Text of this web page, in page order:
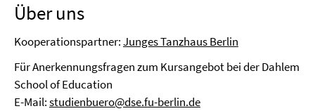
Über uns
Kooperationspartner:Junges Tanzhaus Berlin
Für Anerkennungsfragen zum Kursangebot bei der Dahlem
School of Education
E-Mail:studienbuero@dse.fu-berlin.de